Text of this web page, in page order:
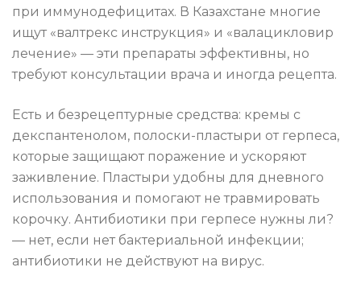
при иммунодефицитах. В Казахстане многие
ищут «валтрекс инструкция» и «валацикловир
лечение» — эти препараты эффективны, но
требуют консультации врача и иногда рецепта.
Есть и безрецептурные средства: кремы с
декспантенолом, полоски-пластыри от герпеса,
которые защищают поражение и ускоряют
заживление. Пластыри удобны для дневного
использования и помогают не травмировать
корочку. Антибиотики при герпесе нужны ли?
— нет, если нет бактериальной инфекции;
антибиотики не действуют на вирус.